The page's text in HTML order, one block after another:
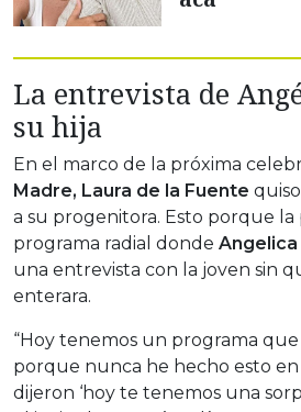
La entrevista de
su hija
En el marco de la próxima
Madre, Laura de la Fuente
a su progenitora. Esto porque la
programa radial donde Angelica
una entrevista con la joven sin
enterara.
“Hoy tenemos un programa
porque nunca he hecho esto en
dijeron ‘hoy te tenemos una